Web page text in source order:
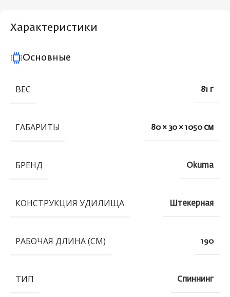
Характеристики
Основные
ВЕС 81 г
ГАБАРИТЫ 80 × 30 × 1050 см
БРЕНД Okuma
КОНСТРУКЦИЯ УДИЛИЩА Штекерная
РАБОЧАЯ ДЛИНА (СМ) 190
ТИП Спиннинг